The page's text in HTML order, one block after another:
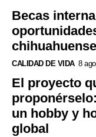
Becas
CALIDAD DE VIDA 8
El proyecto
un hobby y
global